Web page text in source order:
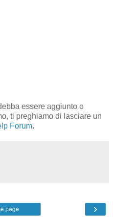
essere aggiunto o
ti preghiamo di lasciare un
Forum.
›
page